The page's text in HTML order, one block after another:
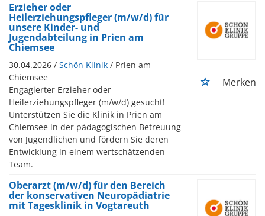
Erzieher oder
Heilerziehungspfleger (m/w/d) für
unsere Kinder- und
Jugendabteilung in Prien am
Chiemsee
30.04.2026 / Schön Klinik / Prien am
Chiemsee
Engagierter Erzieher oder
Heilerziehungspfleger (m/w/d) gesucht!
Unterstützen Sie die Klinik in Prien am
Chiemsee in der pädagogischen Betreuung
von Jugendlichen und fördern Sie deren
Entwicklung in einem wertschätzenden
Team.
Merken
Oberarzt (m/w/d) für den Bereich
der konservativen Neuropädiatrie
mit Tagesklinik in Vogtareuth